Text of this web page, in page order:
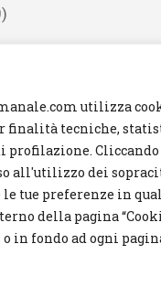
utilizza
finalità tecniche,
Cliccando
all'utilizzo dei
tue preferenze in
della pagina
in fondo ad ogni
All rights reserved.